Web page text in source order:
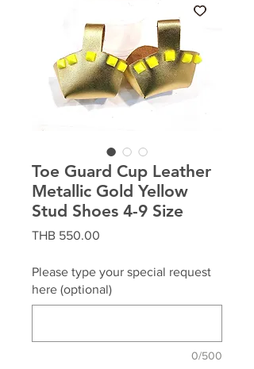
Toe Guard Cup Leather
Metallic Gold Yellow
Stud Shoes 4-9 Size
THB 550.00
Please type your special request
here (optional)
0/500